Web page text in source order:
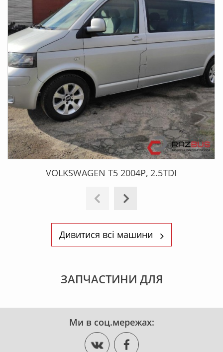
VOLKSWAGEN T5 2004Р, 2.5TDI
Дивитися всі машини
ЗАПЧАСТИНИ ДЛЯ
Ми в соц.мережах: